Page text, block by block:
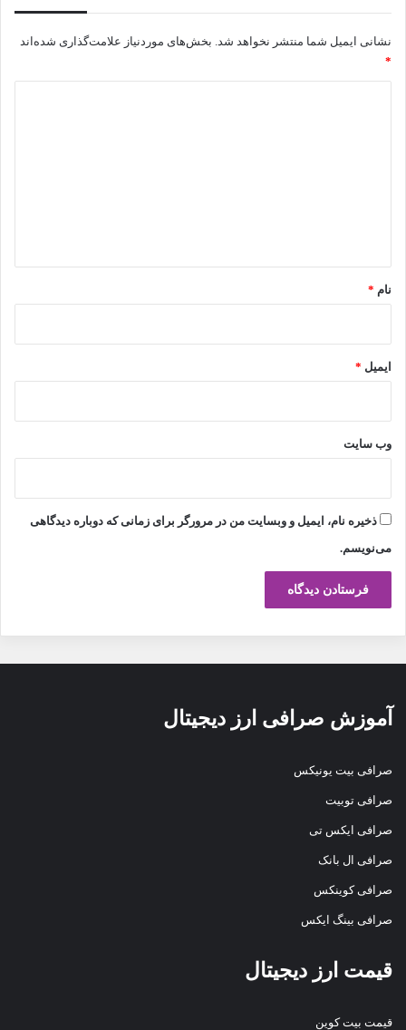
نشانی ایمیل شما منتشر نخواهد شد. بخش‌های موردنیاز علامت‌گذاری شده‌اند
*
نام *
ایمیل *
وب‌ سایت
ذخیره نام، ایمیل و وبسایت من در مرورگر برای زمانی که دوباره دیدگاهی
می‌نویسم.
آموزش صرافی ارز دیجیتال
صرافی بیت یونیکس
صرافی توبیت
صرافی ایکس تی
صرافی ال بانک
صرافی کوینکس
صرافی بینگ ایکس
قیمت ارز دیجیتال
قیمت بیت کوین